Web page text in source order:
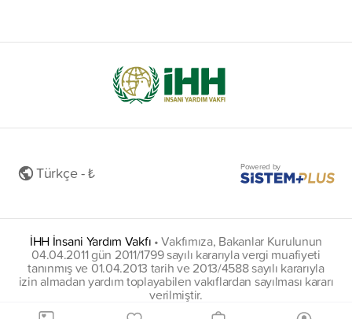
Türkçe - ₺ Powered by
İHH İnsani Yardım Vakfı •Vakfımıza, Bakanlar Kurulunun
04.04.2011 gün 2011/1799 sayılı kararıyla vergi muafiyeti
tanınmış ve 01.04.2013 tarih ve 2013/4588 sayılı kararıyla
izin almadan yardım toplayabilen vakıflardan sayılması kararı
verilmiştir.